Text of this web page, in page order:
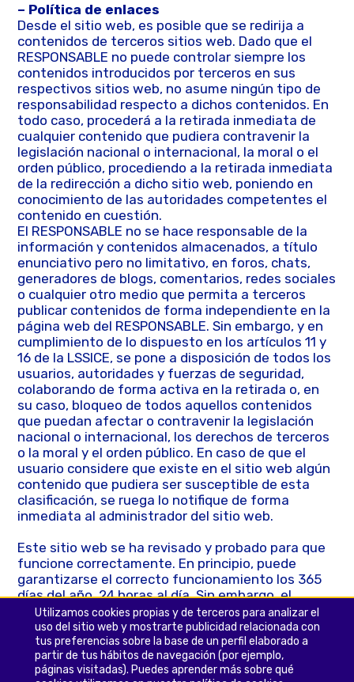
– Política de enlaces
Desde el sitio web, es posible que se redirija a
contenidos de terceros sitios web. Dado que el
RESPONSABLE no puede controlar siempre los
contenidos introducidos por terceros en sus
respectivos sitios web, no asume ningún tipo de
responsabilidad respecto a dichos contenidos. En
todo caso, procederá a la retirada inmediata de
cualquier contenido que pudiera contravenir la
legislación nacional o internacional, la moral o el
orden público, procediendo a la retirada inmediata
de la redirección a dicho sitio web, poniendo en
conocimiento de las autoridades competentes el
contenido en cuestión.
El RESPONSABLE no se hace responsable de la
información y contenidos almacenados, a título
enunciativo pero no limitativo, en foros, chats,
generadores de blogs, comentarios, redes sociales
o cualquier otro medio que permita a terceros
publicar contenidos de forma independiente en la
página web del RESPONSABLE. Sin embargo, y en
cumplimiento de lo dispuesto en los artículos 11 y
16 de la LSSICE, se pone a disposición de todos los
usuarios, autoridades y fuerzas de seguridad,
colaborando de forma activa en la retirada o, en
su caso, bloqueo de todos aquellos contenidos
que puedan afectar o contravenir la legislación
nacional o internacional, los derechos de terceros
o la moral y el orden público. En caso de que el
usuario considere que existe en el sitio web algún
contenido que pudiera ser susceptible de esta
clasificación, se ruega lo notifique de forma
inmediata al administrador del sitio web.
Este sitio web se ha revisado y probado para que
funcione correctamente. En principio, puede
garantizarse el correcto funcionamiento los 365
días del año, 24 horas al día. Sin embargo, el
RESPONSABLE no descarta la posibilidad de que
existan ciertos errores de programación, o que
acontezcan causas de fuerza mayor, catástrofes
naturales, huelgas o circunstancias semejantes
que hagan imposible el acceso a la página web.
Utilizamos cookies propias y de terceros para analizar el
uso del sitio web y mostrarte publicidad relacionada con
tus preferencias sobre la base de un perfil elaborado a
partir de tus hábitos de navegación (por ejemplo,
páginas visitadas). Puedes aprender más sobre qué